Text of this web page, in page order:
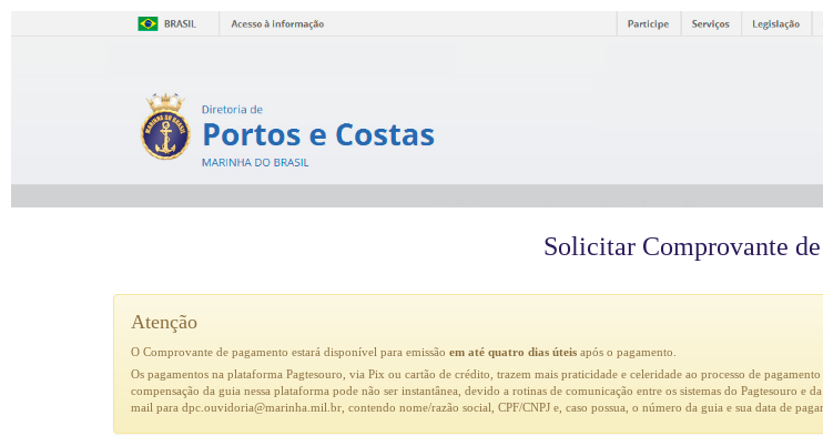
Solicitar Comprovante
Atenção
O Comprovante de pagamento estará disponível para emissão em até quatro dias úteis após o pagamento.
Os pagamentos na plataforma Pagtesouro, via Pix ou cartão de crédito, trazem mais praticidade e celeridade ao processo de
compensação da guia nessa plataforma pode não ser instantânea, devido a rotinas de comunicação entre os sistemas do Pagtesouro e
mail para dpc.ouvidoria@marinha.mil.br, contendo nome/razão social, CPF/CNPJ e, caso possua, o número da guia e sua data de